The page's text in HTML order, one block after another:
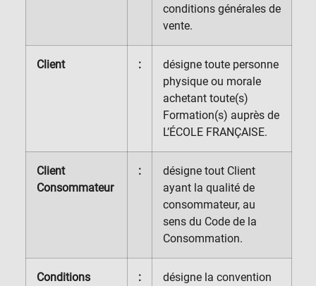
conditions générales de
vente.
Client :
désigne toute personne
physique ou morale
achetant toute(s)
Formation(s) auprès de
L’ÉCOLE FRANÇAISE.
Client
Consommateur
:
désigne tout Client
ayant la qualité de
consommateur, au
sens du Code de la
Consommation.
Conditions
:
désigne la convention